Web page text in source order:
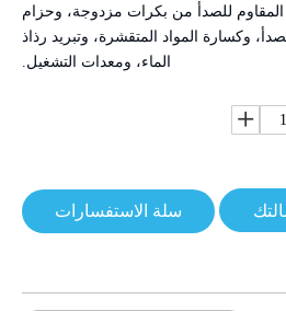
المقاوم للصدأ من بكرات مزدوجة، وحزام
وكسارة المواد المتقشرة، وتبريد رذاذ
الماء، ومعدات التشغيل.
سلة الاستفسارات